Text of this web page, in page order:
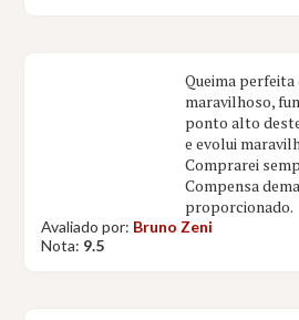
Queima
maravilhoso,
ponto alto
e evolui
Comprarei
Compensa
proporcionado.
Avaliado por: Bruno Zeni
Nota: 9.5